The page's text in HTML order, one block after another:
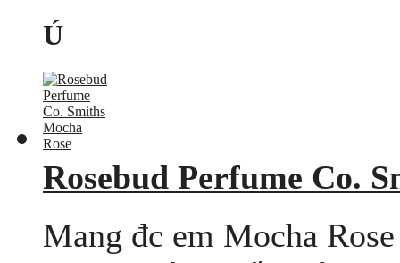
Ú
Rosebud Perfume Co.
Mang đc em Mocha